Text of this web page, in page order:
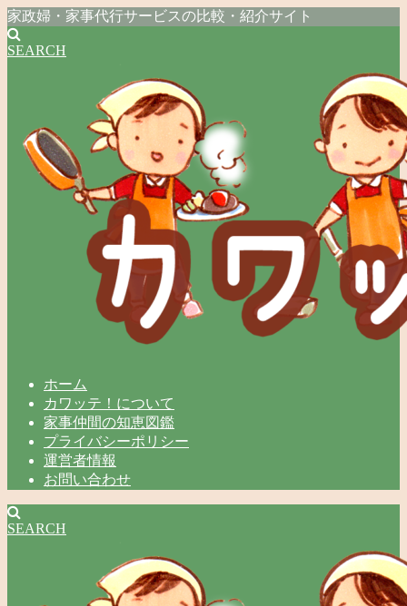
家政婦・家事代行サービスの比較・紹介サイト
SEARCH
ホーム
カワッテ！について
家事仲間の知恵図鑑
プライバシーポリシー
運営者情報
お問い合わせ
SEARCH